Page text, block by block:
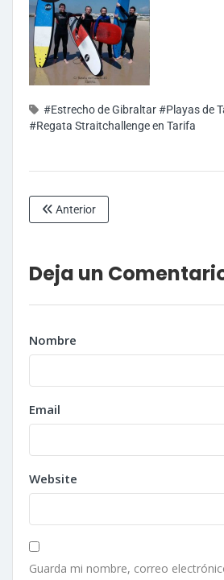
#Estrecho de Gibraltar#Playas de
#Regata Straitchallenge en Tarifa
Anterior
Deja un
Nombre
Email
Website
Guarda mi nombre, correo